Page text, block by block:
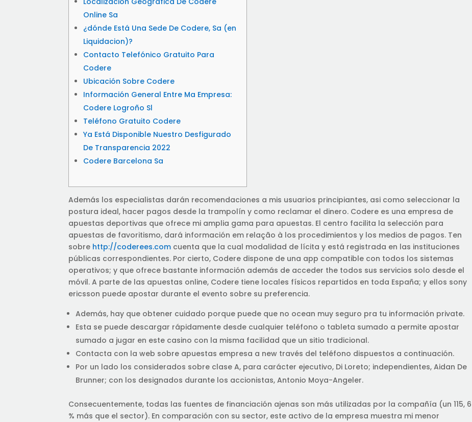
Online Sa
¿dónde Está Una Sede De Codere, Sa (en
Liquidacion)?
Contacto Telefónico Gratuito Para
Codere
Ubicación Sobre Codere
Información General Entre Ma Empresa:
Codere Logroño Sl
Teléfono Gratuito Codere
Ya Está Disponible Nuestro Desfigurado
De Transparencia 2022
Codere Barcelona Sa
Además los especialistas darán recomendaciones a mis usuarios principiantes, asi como seleccionar la
postura ideal, hacer pagos desde la trampolín y como reclamar el dinero. Codere es una empresa de
apuestas deportivas que ofrece mi amplia gama para apuestas. El centro facilita la selección para
apuestas de favoritismo, dará información em relação à los procedimientos y los medios de pagos. Ten
sobre http://coderees.com cuenta que la cual modalidad de lícita y está registrada en las instituciones
públicas correspondientes. Por cierto, Codere dispone de una app compatible con todos los sistemas
operativos; y que ofrece bastante información además de acceder the todos sus servicios solo desde el
móvil. A parte de las apuestas online, Codere tiene locales físicos repartidos en toda España; y ellos sony
ericsson puede apostar durante el evento sobre su preferencia.
Además, hay que obtener cuidado porque puede que no ocean muy seguro pra tu información private.
Esta se puede descargar rápidamente desde cualquier teléfono o tableta sumado a permite apostar
sumado a jugar en este casino con la misma facilidad que un sitio tradicional.
Contacta con la web sobre apuestas empresa a new través del teléfono dispuestos a continuación.
Por un lado los considerados sobre clase A, para carácter ejecutivo, Di Loreto; independientes, Aidan De
Brunner; con los designados durante los accionistas, Antonio Moya-Angeler.
Consecuentemente, todas las fuentes de financiación ajenas son más utilizadas por la compañía (un 115, 6
% más que el sector). En comparación con su sector, este activo de la empresa muestra mi menor